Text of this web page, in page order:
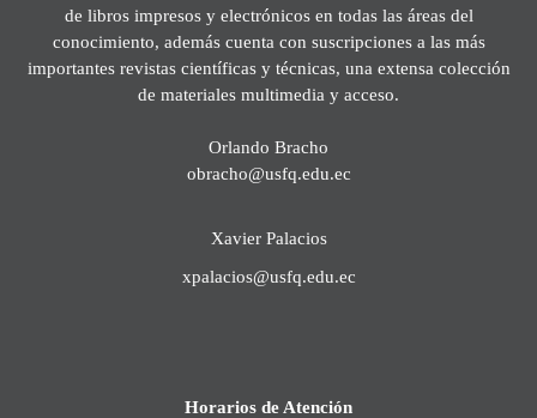
de libros impresos y electrónicos en todas las áreas del
conocimiento, además cuenta con suscripciones a las más
importantes revistas científicas y técnicas, una extensa colección
de materiales multimedia y acceso.
Orlando Bracho
obracho@usfq.edu.ec
Xavier Palacios
xpalacios@usfq.edu.ec
Horarios de Atención